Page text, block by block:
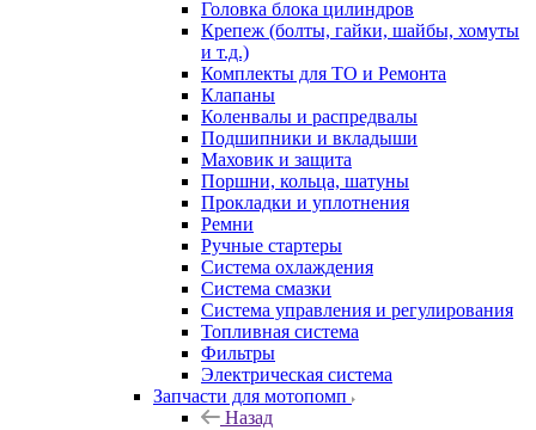
Головка блока цилиндров
Крепеж (болты, гайки, шайбы, хомуты
и т.д.)
Комплекты для ТО и Ремонта
Клапаны
Коленвалы и распредвалы
Подшипники и вкладыши
Маховик и защита
Поршни, кольца, шатуны
Прокладки и уплотнения
Ремни
Ручные стартеры
Система охлаждения
Система смазки
Система управления и регулирования
Топливная система
Фильтры
Электрическая система
Запчасти для мотопомп
Назад